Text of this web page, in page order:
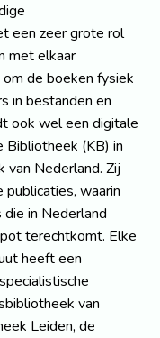
een zeer grote rol
met elkaar
de boeken fysiek
in bestanden en
ook wel een digitale
Bibliotheek (KB) in
van Nederland. Zij
waarin
in Nederland
terechtkomt. Elke
heeft een
van
Leiden, de